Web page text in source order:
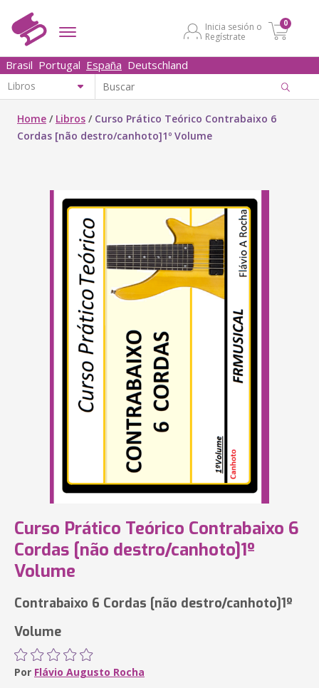
Inicia sesión o
Regístrate
0
Brasil Portugal España Deutschland
Home / Libros / Curso Prático Teórico Contrabaixo 6
Cordas [não destro/canhoto]1º Volume
Curso Prático Teórico Contrabaixo 6
Cordas [não destro/canhoto]1º
Volume
Contrabaixo 6 Cordas [não destro/canhoto]1º
Volume
Por Flávio Augusto Rocha